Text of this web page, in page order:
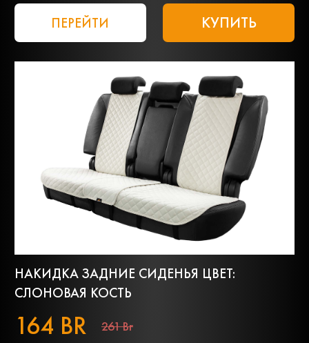
ПЕРЕЙТИ КУПИТЬ
НАКИДКА ЗАДНИЕ СИДЕНЬЯ ЦВЕТ:
СЛОНОВАЯ КОСТЬ
164 BR 261 Br